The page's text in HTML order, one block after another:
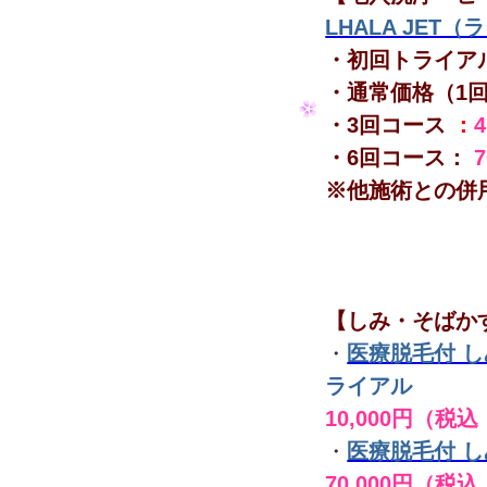
LHALA JET（
・初回トライ
・通常価格（1
・3回コース ：
・6回コース：
※他施術との併
【しみ・そば
・ 医療脱毛付
ライアル
10,000円（税
・ 医療脱毛付